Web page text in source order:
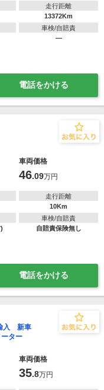
走行距離
13372Km
車検/自賠責
―
電話をかける
車両価格
46.09万円
走行距離
10Km
車検/自賠責
自賠責保険無し
電話をかける
入 新車
ーター
車両価格
35.8万円